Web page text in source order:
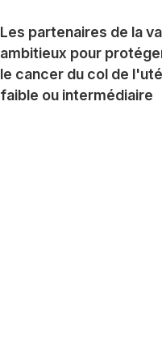
Les partenaires de la
ambitieux pour
le cancer du col de
faible ou intermédiaire